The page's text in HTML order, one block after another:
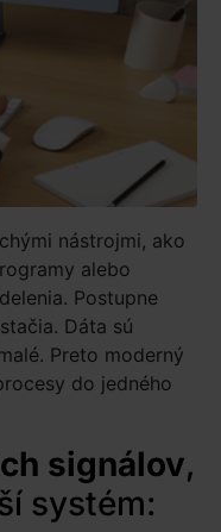
nástrojmi, ako
alebo
Postupne
Dáta sú
Preto moderný
do jedného
signálov,
systém: